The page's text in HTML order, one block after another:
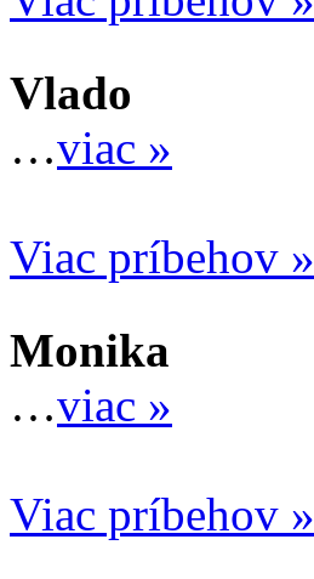
Vlado
…viac »
Viac príbehov »
Monika
…viac »
Viac príbehov »